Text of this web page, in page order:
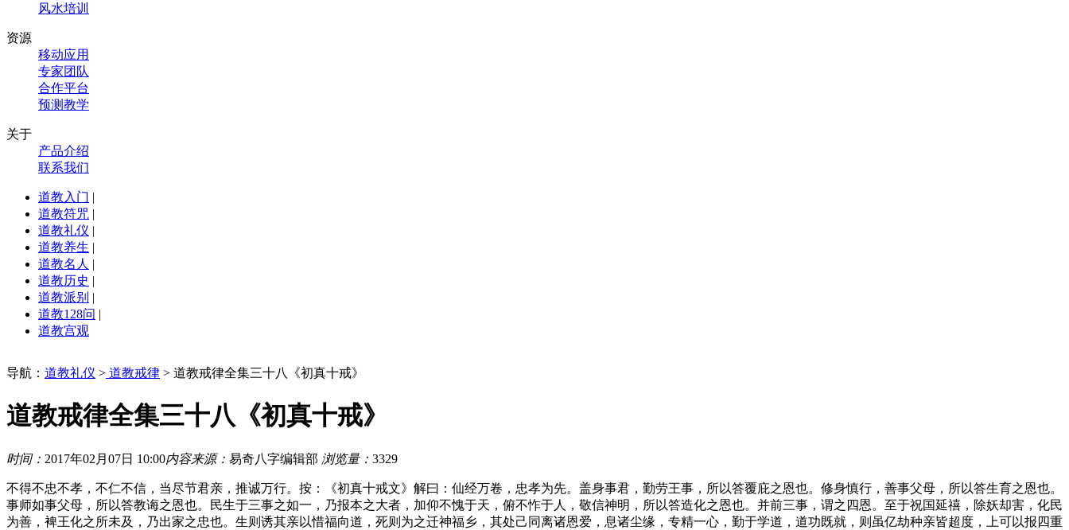
风水培训
资源
移动应用
专家团队
合作平台
预测教学
关于
产品介绍
联系我们
道教入门 |
道教符咒 |
道教礼仪 |
道教养生 |
道教名人 |
道教历史 |
道教派别 |
道教128问 |
道教宫观
导航： 道教礼仪 > 道教戒律 > 道教戒律全集三十八《初真十戒》
道教戒律全集三十八《初真十戒》
时间： 2017年02月07日 10:00内容来源： 易奇八字编辑部 浏览量： 3329
不得不忠不孝，不仁不信，当尽节君亲，推诚万行。按：《初真十戒文》解曰：仙经万卷，忠孝为先。盖身事君，勤劳王事，所以答覆庇之恩也。修身慎行，善事父母，所以答生育之恩也。
事师如事父母，所以答教诲之恩也。民生于三事之如一，乃报本之大者，加仰不愧于天，俯不怍于人，敬信神明，所以答造化之恩也。并前三事，谓之四恩。至于祝国延禧，除妖却害，化民
为善，裨王化之所未及，乃出家之忠也。生则诱其亲以惜福向道，死则为之迁神福乡，其处己同离诸恩爱，息诸尘缘，专精一心，勤于学道，道功既就，则虽亿劫种亲皆超度，上可以报四重